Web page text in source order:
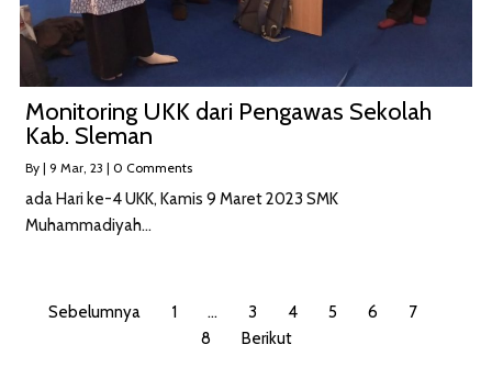
Monitoring UKK dari Pengawas Sekolah
Kab. Sleman
By | 9 Mar, 23 | 0 Comments
ada Hari ke-4 UKK, Kamis 9 Maret 2023 SMK
Muhammadiyah…
Sebelumnya 1 … 3 4 5 6
7
8
Berikut